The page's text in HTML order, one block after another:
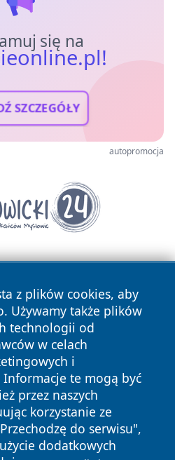
się na
SZCZEGÓŁY
autopromocja
z plików cookies, aby
Używamy także plików
technologii od
w celach
i
Informacje te mogą być
przez naszych
korzystanie ze
do serwisu",
dodatkowych
Wszystkie prawa
Polityka
Cookies